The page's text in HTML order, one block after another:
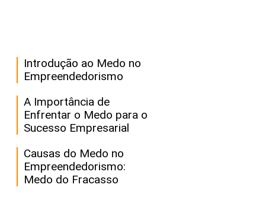
Introdução ao Medo no
Empreendedorismo
A Importância de
Enfrentar o Medo para o
Sucesso Empresarial
Causas do Medo no
Empreendedorismo:
Medo do Fracasso